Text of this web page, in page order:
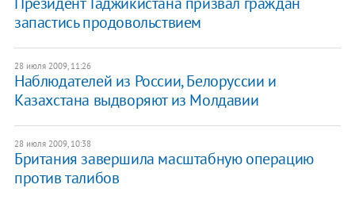
запастись продовольствием
28 июля 2009, 11:26
Наблюдателей из России, Белоруссии и
Казахстана выдворяют из Молдавии
28 июля 2009, 10:38
Британия завершила масштабную операцию
против талибов